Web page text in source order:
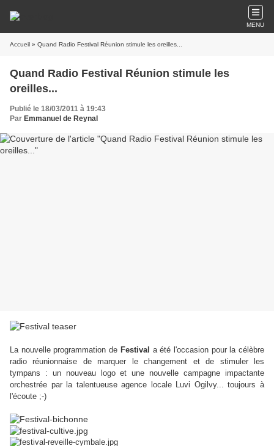
MENU
Accueil » Quand Radio Festival Réunion stimule les oreilles...
Quand Radio Festival Réunion stimule les
oreilles...
Publié le 18/03/2011 à 19:43
Par Emmanuel de Reynal
La nouvelle programmation de Festival a été l'occasion pour la célèbre
radio réunionnaise de marquer le changement et de stimuler les
tympans : un nouveau logo et une nouvelle campagne impactante
orchestrée par la talentueuse agence locale Luvi Ogilvy... toujours à
l'écoute ;-)